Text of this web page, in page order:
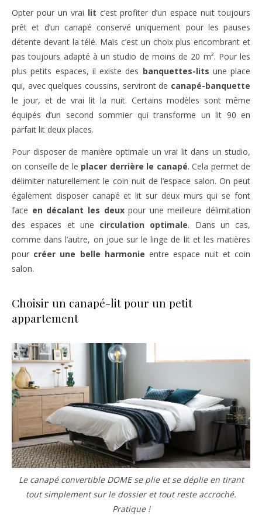
Opter pour un vrai lit c’est profiter d’un espace nuit toujours
prêt et d’un canapé conservé uniquement pour les pauses
détente devant la télé. Mais c’est un choix plus encombrant et
pas toujours adapté à un studio de moins de 20 m². Pour les
plus petits espaces, il existe des banquettes-lits une place
qui, avec quelques coussins, serviront de canapé-banquette
le jour, et de vrai lit la nuit. Certains modèles sont même
équipés d’un second sommier qui transforme un lit 90 en
parfait lit deux places.
Pour disposer de manière optimale un vrai lit dans un studio,
on conseille de le placer derrière le canapé. Cela permet de
délimiter naturellement le coin nuit de l’espace salon. On peut
également disposer canapé et lit sur deux murs qui se font
face en décalant les deuxpour une meilleure délimitation
des espaces et une circulation optimale. Dans un cas,
comme dans l’autre, on joue sur le linge de lit et les matières
pour créer une belle harmonie entre espace nuit et coin
salon.
Choisir un canapé-lit pour un petit
appartement
Le canapé convertible DOME se plie et se déplie en tirant
tout simplement sur le dossier et tout reste accroché.
Pratique !